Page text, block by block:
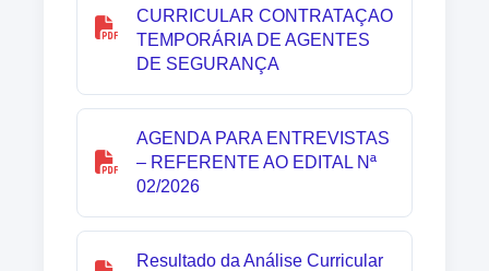
CURRICULAR CONTRATAÇAO
TEMPORÁRIA DE AGENTES
DE SEGURANÇA
AGENDA PARA ENTREVISTAS
– REFERENTE AO EDITAL Nª
02/2026
Resultado da Análise Curricular